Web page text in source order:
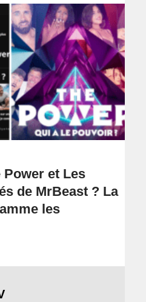
Power et Les
de MrBeast ? La
les